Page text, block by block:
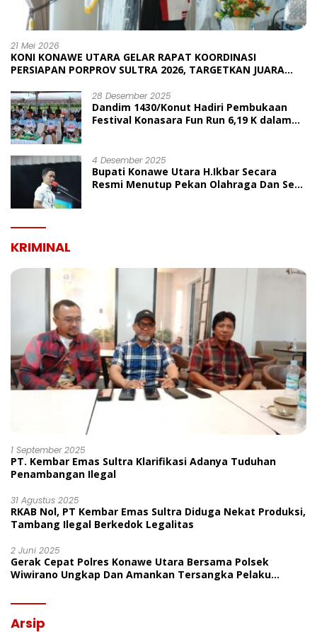
21 Mei 2026
KONI KONAWE UTARA GELAR RAPAT KOORDINASI
PERSIAPAN PORPROV SULTRA 2026, TARGETKAN JUARA
28 Desember 2025
Dandim 1430/Konut Hadiri Pembukaan
Festival Konasara Fun Run 6,19 K dalam
4 Desember 2025
Bupati Konawe Utara H.Ikbar Secara
Resmi Menutup Pekan Olahraga Dan Seni
KRIMINAL
1 September 2025
PT. Kembar Emas Sultra Klarifikasi Adanya Tuduhan
Penambangan Ilegal
31 Agustus 2025
RKAB Nol, PT Kembar Emas Sultra Diduga Nekat Produksi,
Tambang Ilegal Berkedok Legalitas
2 Juni 2025
Gerak Cepat Polres Konawe Utara Bersama Polsek
Wiwirano Ungkap Dan Amankan Tersangka Pelaku
Arsip